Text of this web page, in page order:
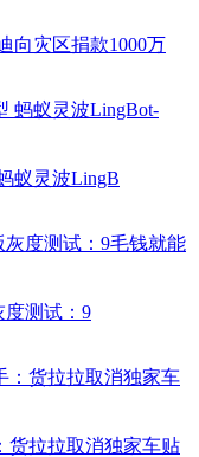
向灾区捐款1000万
蚁灵波LingB
度测试：9
货拉拉取消独家车贴